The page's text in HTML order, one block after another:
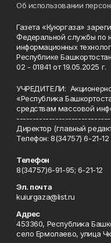
Об использовании
Газета «Куюргаза»
Федеральной службы по
информационных
Республике
02 - 01841 от 19.05.2025 г.
УЧРЕДИТЕЛИ:
«Республика
средствам массовой
Директор (главный
Телефон: 8(34757) 6-21-12
Телефон
8(34757)6-91-95; 6-21-12
Эл. почта
kuiurgaza@list.ru
Адрес
453360, Республика
село Ермолаево, улица